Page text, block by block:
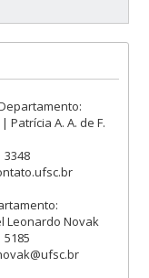
Patrícia A. A. de F.
3348
Leonardo Novak